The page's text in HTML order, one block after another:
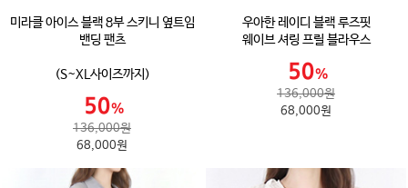
미라클 아이스 블랙 8부 스키니 옆트임
밴딩 팬츠
(S~XL사이즈까지)
136,000원
68,000원
우아한 레이디 블랙 루즈핏
웨이브 셔링 프릴 블라우스
136,000원
68,000원